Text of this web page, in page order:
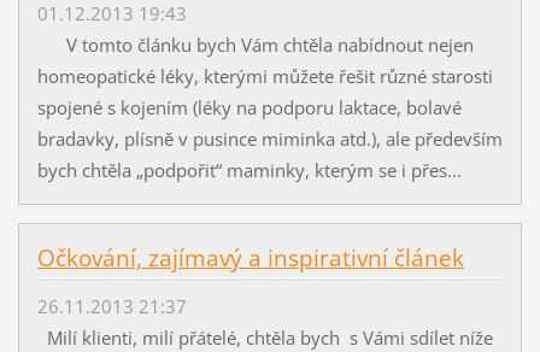
01.12.2013 19:43
V tomto článku bych Vám chtěla nabídnout nejen
homeopatické léky, kterými můžete řešit různé starosti
spojené s kojením (léky na podporu laktace, bolavé
bradavky, plísně v pusince miminka atd.), ale především
bych chtěla „podpořit“ maminky, kterým se i přes...
Očkování, zajímavý a inspirativní článek
26.11.2013 21:37
Milí klienti, milí přátelé, chtěla bych s Vámi sdílet níže